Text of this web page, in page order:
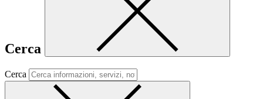
Cerca
Cerca